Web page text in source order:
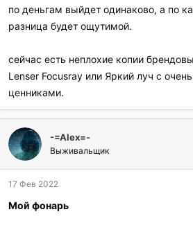
по деньгам выйдет одинаково, а по
разница будет ощутимой.
сейчас есть неплохие копии
Lenser Focusray или Яркий луч с
ценниками.
-=Аlex=-
Выживальщик
17 Фев 2022
Мой фонарь